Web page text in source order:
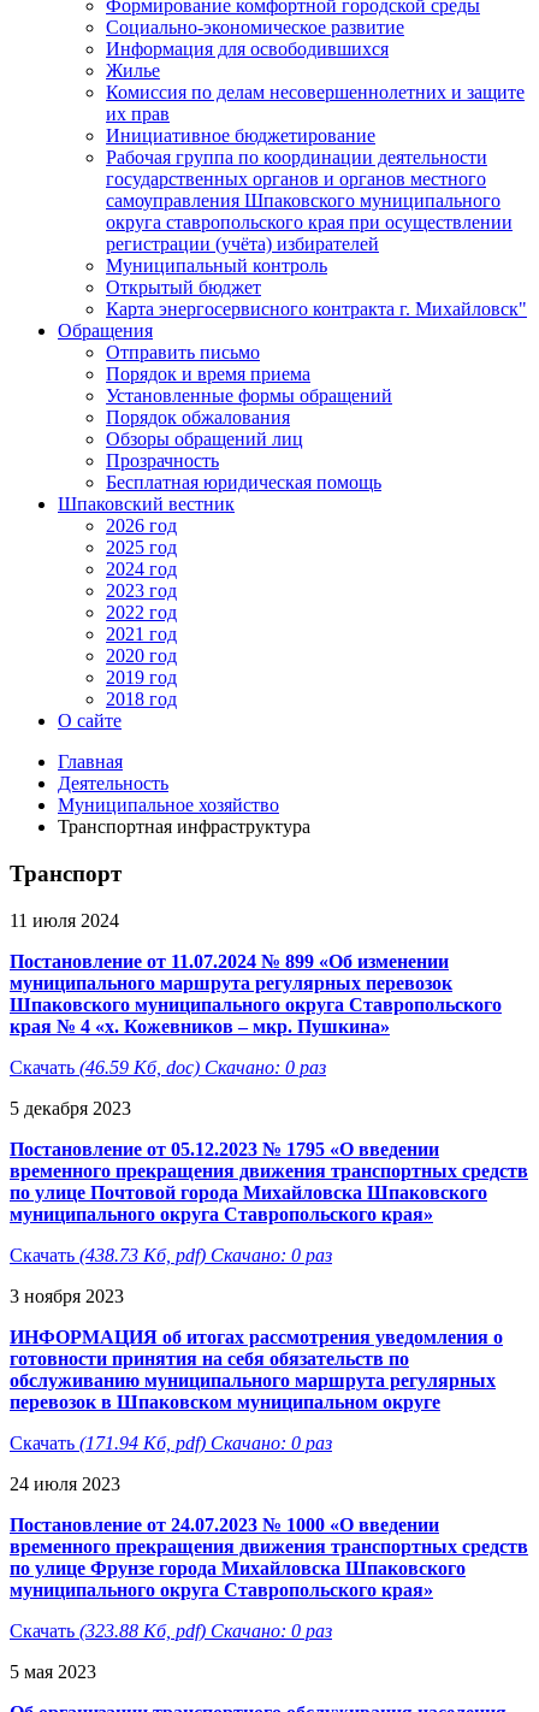
Формирование комфортной городской среды
Социально-экономическое развитие
Информация для освободившихся
Жилье
Комиссия по делам несовершеннолетних и защите
их прав
Инициативное бюджетирование
Рабочая группа по координации деятельности
государственных органов и органов местного
самоуправления Шпаковского муниципального
округа ставропольского края при осуществлении
регистрации (учёта) избирателей
Муниципальный контроль
Открытый бюджет
Карта энергосервисного контракта г. Михайловск"
Обращения
Отправить письмо
Порядок и время приема
Установленные формы обращений
Порядок обжалования
Обзоры обращений лиц
Прозрачность
Бесплатная юридическая помощь
Шпаковский вестник
2026 год
2025 год
2024 год
2023 год
2022 год
2021 год
2020 год
2019 год
2018 год
О сайте
Главная
Деятельность
Муниципальное хозяйство
Транспортная инфраструктура
Транспорт
11 июля 2024
Постановление от 11.07.2024 № 899 «Об изменении
муниципального маршрута регулярных перевозок
Шпаковского муниципального округа Ставропольского
края № 4 «х. Кожевников – мкр. Пушкина»
Скачать (46.59 Кб, doc) Скачано: 0 раз
5 декабря 2023
Постановление от 05.12.2023 № 1795 «О введении
временного прекращения движения транспортных средств
по улице Почтовой города Михайловска Шпаковского
муниципального округа Ставропольского края»
Скачать (438.73 Кб, pdf) Скачано: 0 раз
3 ноября 2023
ИНФОРМАЦИЯ об итогах рассмотрения уведомления о
готовности принятия на себя обязательств по
обслуживанию муниципального маршрута регулярных
перевозок в Шпаковском муниципальном округе
Скачать (171.94 Кб, pdf) Скачано: 0 раз
24 июля 2023
Постановление от 24.07.2023 № 1000 «О введении
временного прекращения движения транспортных средств
по улице Фрунзе города Михайловска Шпаковского
муниципального округа Ставропольского края»
Скачать (323.88 Кб, pdf) Скачано: 0 раз
5 мая 2023